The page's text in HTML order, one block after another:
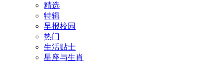
精选
特辑
早报校园
热门
生活贴士
星座与生肖